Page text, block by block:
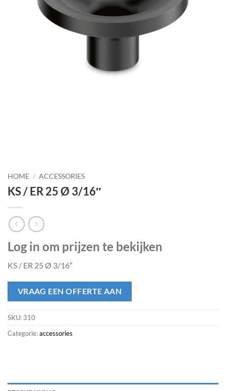
HOME / ACCESSORIES
KS / ER 25 Ø 3/16″
Log in om prijzen te bekijken
KS / ER 25 Ø 3/16″
VRAAG EEN OFFERTE AAN
SKU: 310
Categorie:accessories